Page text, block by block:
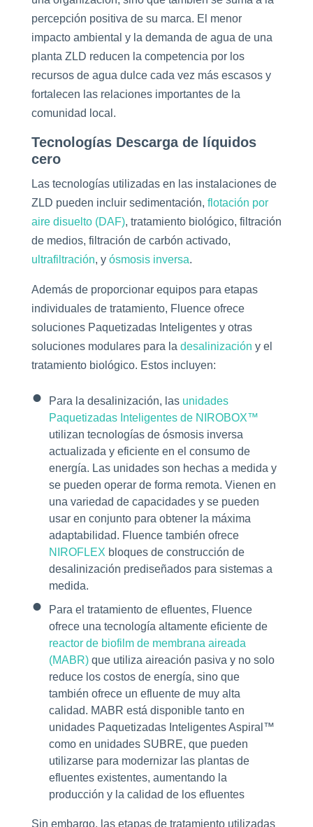
percepción positiva de su marca. El menor
impacto ambiental y la demanda de agua de una
planta ZLD reducen la competencia por los
recursos de agua dulce cada vez más escasos y
fortalecen las relaciones importantes de la
comunidad local.
Tecnologías Descarga de líquidos
cero
Las tecnologías utilizadas en las instalaciones de
ZLD pueden incluir sedimentación, flotación por
aire disuelto (DAF), tratamiento biológico, filtración
de medios, filtración de carbón activado,
ultrafiltración, y ósmosis inversa.
Además de proporcionar equipos para etapas
individuales de tratamiento, Fluence ofrece
soluciones Paquetizadas Inteligentes y otras
soluciones modulares para la desalinización y el
tratamiento biológico. Estos incluyen:
Para la desalinización, las unidades
Paquetizadas Inteligentes de NIROBOX™
utilizan tecnologías de ósmosis inversa
actualizada y eficiente en el consumo de
energía. Las unidades son hechas a medida y
se pueden operar de forma remota. Vienen en
una variedad de capacidades y se pueden
usar en conjunto para obtener la máxima
adaptabilidad. Fluence también ofrece
NIROFLEX bloques de construcción de
desalinización prediseñados para sistemas a
medida.
Para el tratamiento de efluentes, Fluence
ofrece una tecnología altamente eficiente de
reactor de biofilm de membrana aireada
(MABR)que utiliza aireación pasiva y no solo
reduce los costos de energía, sino que
también ofrece un efluente de muy alta
calidad. MABR está disponible tanto en
unidades Paquetizadas Inteligentes Aspiral™
como en unidades SUBRE, que pueden
utilizarse para modernizar las plantas de
efluentes existentes, aumentando la
producción y la calidad de los efluentes
Sin embargo, las etapas de tratamiento utilizadas